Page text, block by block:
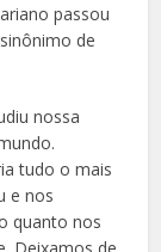
passou
de
nossa
tudo o mais
e nos
quanto nos